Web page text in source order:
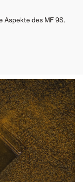
Aspekte des MF 9S.